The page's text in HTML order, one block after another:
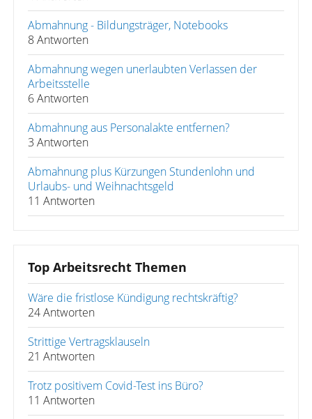
Abmahnung - Bildungsträger, Notebooks
8 Antworten
Abmahnung wegen unerlaubten Verlassen der
Arbeitsstelle
6 Antworten
Abmahnung aus Personalakte entfernen?
3 Antworten
Abmahnung plus Kürzungen Stundenlohn und
Urlaubs- und Weihnachtsgeld
11 Antworten
Top Arbeitsrecht Themen
Wäre die fristlose Kündigung rechtskräftig?
24 Antworten
Strittige Vertragsklauseln
21 Antworten
Trotz positivem Covid-Test ins Büro?
11 Antworten